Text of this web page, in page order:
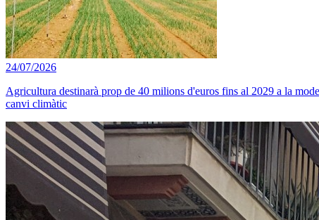
24/07/2026
Agricultura destinarà prop de 40 milions d'euros fins al 2029 a la
canvi climàtic